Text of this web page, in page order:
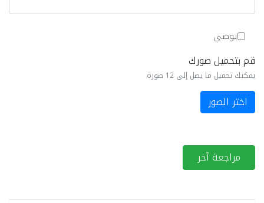
يوصي
قم بتحميل صورك
يمكنك تحميل ما يصل إلى 12 صورة
اختر الصور
مراجعة آخر